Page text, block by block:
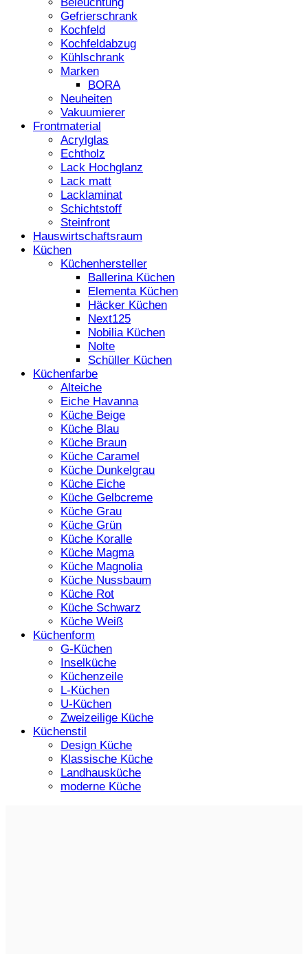
Beleuchtung
Gefrierschrank
Kochfeld
Kochfeldabzug
Kühlschrank
Marken
BORA
Neuheiten
Vakuumierer
Frontmaterial
Acrylglas
Echtholz
Lack Hochglanz
Lack matt
Lacklaminat
Schichtstoff
Steinfront
Hauswirtschaftsraum
Küchen
Küchenhersteller
Ballerina Küchen
Elementa Küchen
Häcker Küchen
Next125
Nobilia Küchen
Nolte
Schüller Küchen
Küchenfarbe
Alteiche
Eiche Havanna
Küche Beige
Küche Blau
Küche Braun
Küche Caramel
Küche Dunkelgrau
Küche Eiche
Küche Gelbcreme
Küche Grau
Küche Grün
Küche Koralle
Küche Magma
Küche Magnolia
Küche Nussbaum
Küche Rot
Küche Schwarz
Küche Weiß
Küchenform
G-Küchen
Inselküche
Küchenzeile
L-Küchen
U-Küchen
Zweizeilige Küche
Küchenstil
Design Küche
Klassische Küche
Landhausküche
moderne Küche